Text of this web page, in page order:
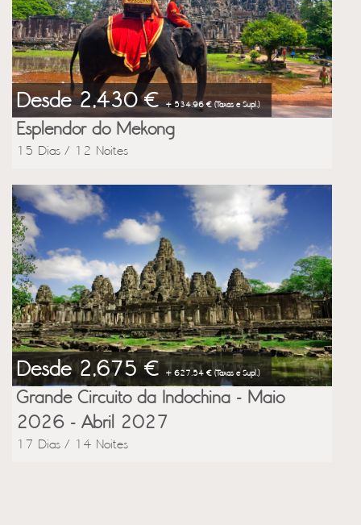
Desde 2,430 €+ 534.96 € (Taxas e Supl.)
Esplendor do Mekong
15 Dias / 12 Noites
Desde 2,675 €+ 627.54 € (Taxas e Supl.)
Grande Circuito da Indochina - Maio
2026 - Abril 2027
17 Dias / 14 Noites